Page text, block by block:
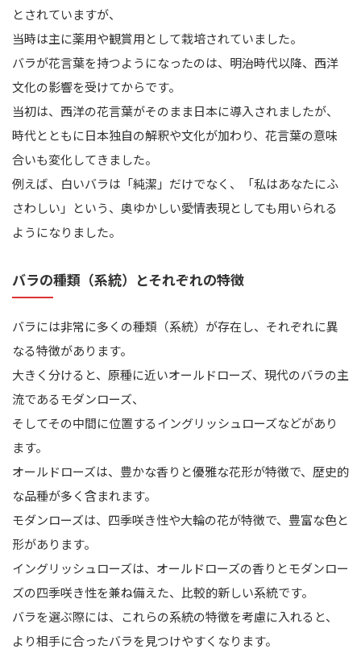
とされていますが、
当時は主に薬用や観賞用として栽培されていました。
バラが花言葉を持つようになったのは、明治時代以降、西洋
文化の影響を受けてからです。
当初は、西洋の花言葉がそのまま日本に導入されましたが、
時代とともに日本独自の解釈や文化が加わり、花言葉の意味
合いも変化してきました。
例えば、白いバラは「純潔」だけでなく、「私はあなたにふ
さわしい」という、奥ゆかしい愛情表現としても用いられる
ようになりました。
バラの種類（系統）とそれぞれの特徴
バラには非常に多くの種類（系統）が存在し、それぞれに異
なる特徴があります。
大きく分けると、原種に近いオールドローズ、現代のバラの主
流であるモダンローズ、
そしてその中間に位置するイングリッシュローズなどがあり
ます。
オールドローズは、豊かな香りと優雅な花形が特徴で、歴史的
な品種が多く含まれます。
モダンローズは、四季咲き性や大輪の花が特徴で、豊富な色と
形があります。
イングリッシュローズは、オールドローズの香りとモダンロー
ズの四季咲き性を兼ね備えた、比較的新しい系統です。
バラを選ぶ際には、これらの系統の特徴を考慮に入れると、
より相手に合ったバラを見つけやすくなります。